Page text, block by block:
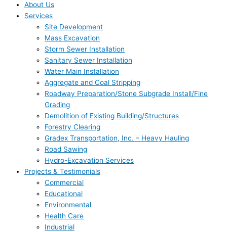
About Us
Services
Site Development
Mass Excavation
Storm Sewer Installation
Sanitary Sewer Installation
Water Main Installation
Aggregate and Coal Stripping
Roadway Preparation/Stone Subgrade Install/Fine
Grading
Demolition of Existing Building/Structures
Forestry Clearing
Gradex Transportation, Inc. – Heavy Hauling
Road Sawing
Hydro-Excavation Services
Projects & Testimonials
Commercial
Educational
Environmental
Health Care
Industrial